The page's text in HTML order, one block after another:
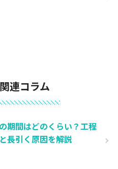
連コラム
期間はどのくらい？工程
長引く原因を解説